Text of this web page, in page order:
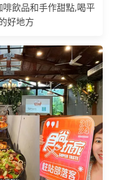
飲品和手作甜點,喝平
好地方